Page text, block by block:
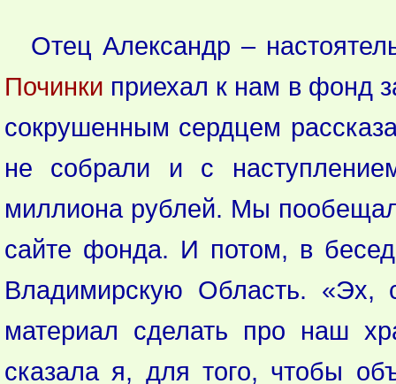
Отец Александр –
Починки приехал к нам в фонд
сокрушенным сердцем
не собрали и с
миллиона рублей. Мы
сайте фонда. И потом, в
Владимирскую Область.
материал сделать про наш
сказала я, для того, чтобы